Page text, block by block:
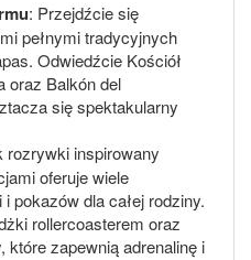
: Przejdźcie się
pełnymi tradycyjnych
Odwiedźcie Kościół
oraz Balkón del
się spektakularny
rozrywki inspirowany
oferuje wiele
pokazów dla całej rodziny.
rollercoasterem oraz
które zapewnią adrenalinę i